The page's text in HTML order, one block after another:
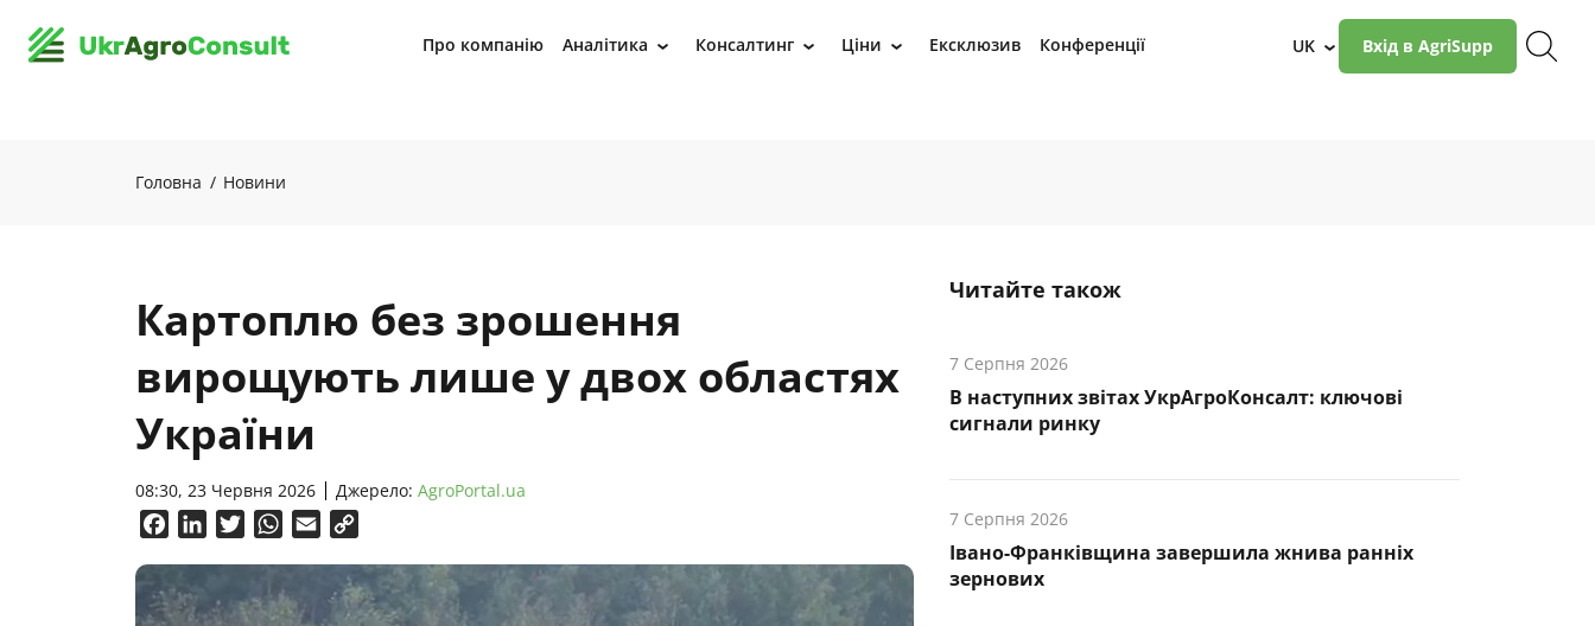
Про компанію Аналітика › Консалтинг › Ціни › Ексклюзив Конференції UK › Вхід в AgriSupp
Головна Новини
Картоплю без зрошення
вирощують лише у двох областях
України
08:30, 23 Червня 2026 Джерело: AgroPortal.ua
FacebookLinkedInTwitterWhatsApp
Email
Читайте також
7 Серпня 2026
В наступних звітах УкрАгроКонсалт: ключові
cигнали ринку
7 Серпня 2026
Івано-Франківщина завершила жнива ранніх
зернових